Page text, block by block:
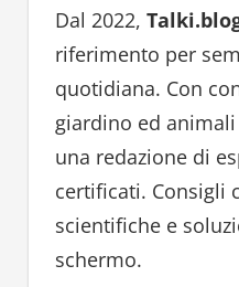
f
o
r
:
Dal 2022,
riferimento per
quotidiana. Con
giardino ed
una redazione di
certificati. Consigli
scientifiche e
schermo.